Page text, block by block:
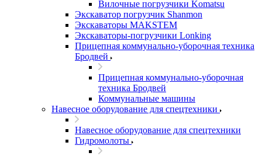
Вилочные погрузчики Komatsu
Экскаватор погрузчик Shanmon
Экскаваторы MAKSTEM
Экскаваторы-погрузчики Lonking
Прицепная коммунально-уборочная техника
Бродвей
Прицепная коммунально-уборочная
техника Бродвей
Коммунальные машины
Навесное оборудование для спецтехники
Навесное оборудование для спецтехники
Гидромолоты